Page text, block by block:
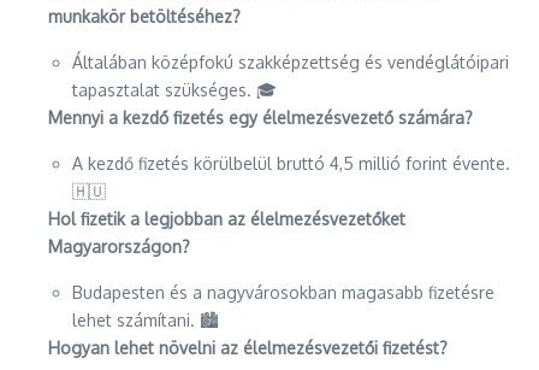
munkakör betöltéséhez?
Általában középfokú szakképzettség és vendéglátóipari
tapasztalat szükséges. 🎓
Mennyi a kezdő fizetés egy élelmezésvezető számára?
A kezdő fizetés körülbelül bruttó 4,5 millió forint évente.
🇭🇺
Hol fizetik a legjobban az élelmezésvezetőket
Magyarországon?
Budapesten és a nagyvárosokban magasabb fizetésre
lehet számítani. 🏙️
Hogyan lehet növelni az élelmezésvezetői fizetést?